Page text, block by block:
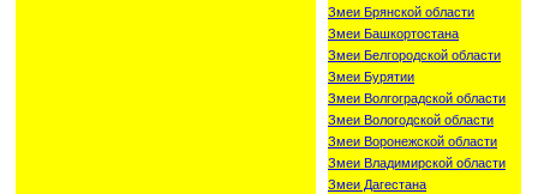
Змеи Брянской области
Змеи Башкортостана
Змеи Белгородской области
Змеи Бурятии
Змеи Волгоградской области
Змеи Вологодской области
Змеи Воронежской области
Змеи Владимирской области
Змеи Дагестана